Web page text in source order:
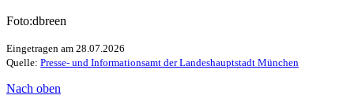
Foto:dbreen
Eingetragen am 28.07.2026
Quelle: Presse- und Informationsamt der Landeshauptstadt München
Nach oben